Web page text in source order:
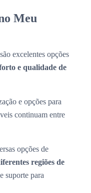
Meu
excelentes opções
e qualidade de
e opções para
continuam entre
opções de
regiões de
suporte para